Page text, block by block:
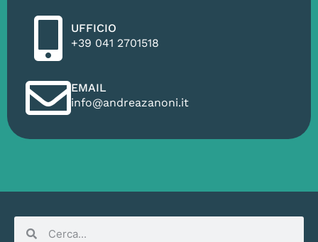
UFFICIO
+39 041 2701518
EMAIL
info@andreazanoni.it